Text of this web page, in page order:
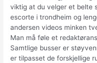
viktig at du velger et belte
escorte i trondheim og
andersen videos minken
Man må føle et
Samtlige busser er
er tilpasset de forskjellige